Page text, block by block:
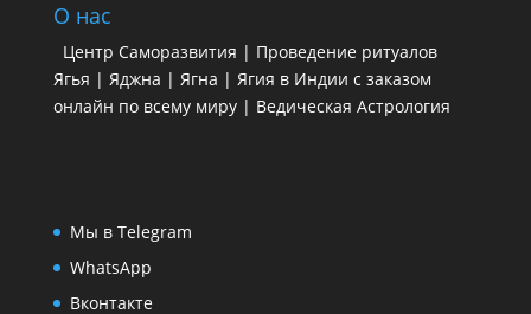
О нас
Центр Саморазвития | Проведение ритуалов
Ягья | Яджна | Ягна | Ягия в Индии с заказом
онлайн по всему миру | Ведическая Астрология
Мы в Telegram
WhatsApp
Вконтакте